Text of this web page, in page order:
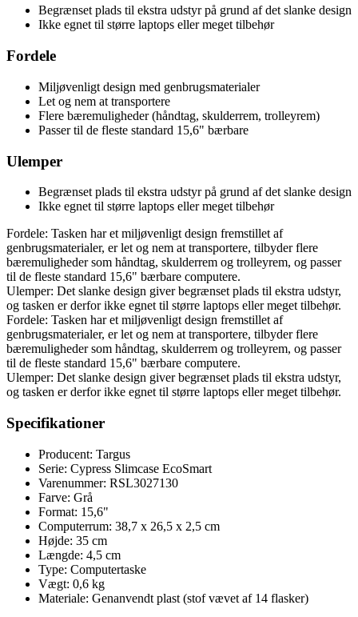
Begrænset plads til ekstra udstyr på grund af det slanke design
Ikke egnet til større laptops eller meget tilbehør
Fordele
Miljøvenligt design med genbrugsmaterialer
Let og nem at transportere
Flere bæremuligheder (håndtag, skulderrem, trolleyrem)
Passer til de fleste standard 15,6" bærbare
Ulemper
Begrænset plads til ekstra udstyr på grund af det slanke design
Ikke egnet til større laptops eller meget tilbehør
Fordele: Tasken har et miljøvenligt design fremstillet af
genbrugsmaterialer, er let og nem at transportere, tilbyder flere
bæremuligheder som håndtag, skulderrem og trolleyrem, og passer
til de fleste standard 15,6" bærbare computere.
Ulemper: Det slanke design giver begrænset plads til ekstra udstyr,
og tasken er derfor ikke egnet til større laptops eller meget tilbehør.
Fordele: Tasken har et miljøvenligt design fremstillet af
genbrugsmaterialer, er let og nem at transportere, tilbyder flere
bæremuligheder som håndtag, skulderrem og trolleyrem, og passer
til de fleste standard 15,6" bærbare computere.
Ulemper: Det slanke design giver begrænset plads til ekstra udstyr,
og tasken er derfor ikke egnet til større laptops eller meget tilbehør.
Specifikationer
Producent: Targus
Serie: Cypress Slimcase EcoSmart
Varenummer: RSL3027130
Farve: Grå
Format: 15,6"
Computerrum: 38,7 x 26,5 x 2,5 cm
Højde: 35 cm
Længde: 4,5 cm
Type: Computertaske
Vægt: 0,6 kg
Materiale: Genanvendt plast (stof vævet af 14 flasker)